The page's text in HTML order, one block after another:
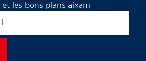
les bons plans aixam